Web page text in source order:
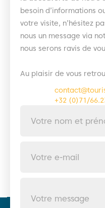
besoin d’informations
votre visite, n’hésitez
nous un message via
nous serons ravis de
Au plaisir de vous
+32 (0)71/